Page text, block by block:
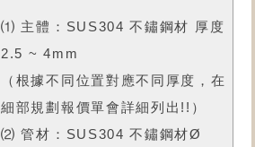
⑴ 主體：SUS304 不鏽鋼材 厚度
2.5 ~ 4mm
（根據不同位置對應不同厚度，在
細部規劃報價單會詳細列出!!）
⑵ 管材：SUS304 不鏽鋼材Ø